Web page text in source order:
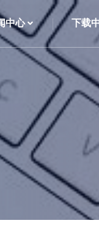
中心 下载